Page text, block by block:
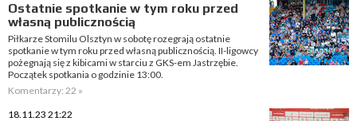
Ostatnie spotkanie w tym roku przed
własną publicznością
Piłkarze Stomilu Olsztyn w sobotę rozegrają ostatnie
spotkanie w tym roku przed własną publicznością. II-ligowcy
pożegnają się z kibicami w starciu z GKS-em Jastrzębie.
Początek spotkania o godzinie 13:00.
Komentarzy: 22 »
18.11.23 21:22